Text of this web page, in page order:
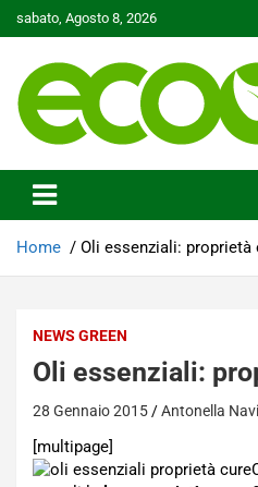
to
sabato, Agosto 8, 2026
Ecoo.it
Home Oli essenziali: proprietà
NEWS GREEN
Oli essenziali:
28 Gennaio 2015 Antonella
[multipage]